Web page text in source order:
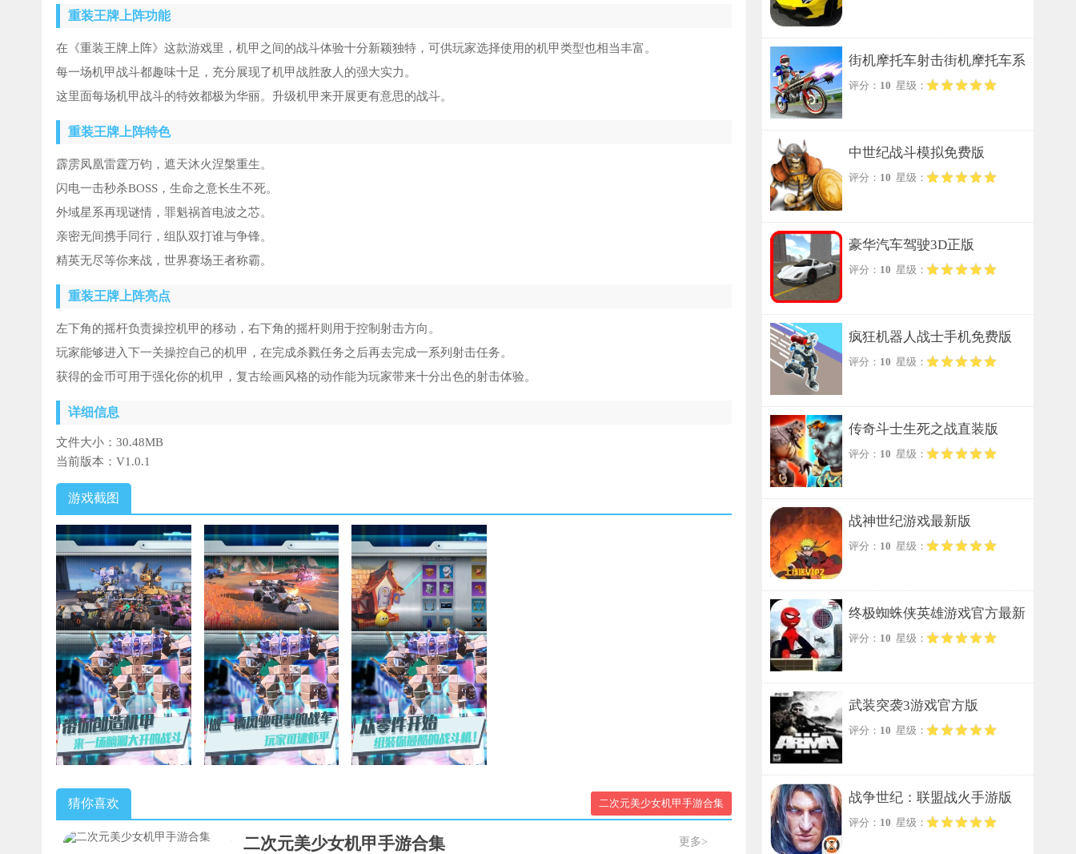
重装王牌上阵功能
在《重装王牌上阵》这款游戏里，机甲之间的战斗体验十分新颖独特，可供玩家选择使用的机甲类型也相当丰富。
每一场机甲战斗都趣味十足，充分展现了机甲战胜敌人的强大实力。
这里面每场机甲战斗的特效都极为华丽。升级机甲来开展更有意思的战斗。
重装王牌上阵特色
霹雳凤凰雷霆万钧，遮天沐火涅槃重生。
闪电一击秒杀BOSS，生命之意长生不死。
外域星系再现谜情，罪魁祸首电波之芯。
亲密无间携手同行，组队双打谁与争锋。
精英无尽等你来战，世界赛场王者称霸。
重装王牌上阵亮点
左下角的摇杆负责操控机甲的移动，右下角的摇杆则用于控制射击方向。
玩家能够进入下一关操控自己的机甲，在完成杀戮任务之后再去完成一系列射击任务。
获得的金币可用于强化你的机甲，复古绘画风格的动作能为玩家带来十分出色的射击体验。
详细信息
文件大小： 30.48MB
当前版本： V1.0.1
游戏截图
猜你喜欢 二次元美少女机甲手游合集
二次元美少女机甲手游合集 更多>
街机摩托车射击街机摩托车系
列手游无广告版
评分： 10 星级：
中世纪战斗模拟免费版
评分： 10 星级：
豪华汽车驾驶3D正版
评分： 10 星级：
疯狂机器人战士手机免费版
评分： 10 星级：
传奇斗士生死之战直装版
评分： 10 星级：
战神世纪游戏最新版
评分： 10 星级：
终极蜘蛛侠英雄游戏官方最新
版
评分： 10 星级：
武装突袭3游戏官方版
评分： 10 星级：
战争世纪：联盟战火手游版
评分： 10 星级：